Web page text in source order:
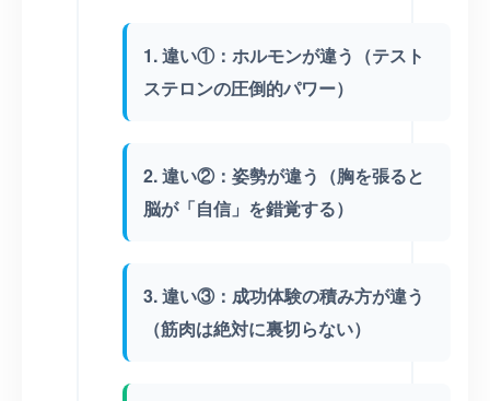
1. 違い①：ホルモンが違う（テスト
ステロンの圧倒的パワー）
2. 違い②：姿勢が違う（胸を張ると
脳が「自信」を錯覚する）
3. 違い③：成功体験の積み方が違う
（筋肉は絶対に裏切らない）